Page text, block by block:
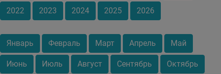
2022 2023 2024 2025 2026
Январь Февраль Март Апрель Май
Июнь Июль Август Сентябрь Октябрь